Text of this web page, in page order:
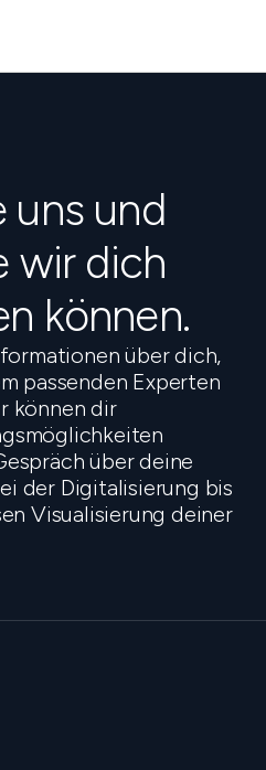
uns und
wir dich
können.
über dich,
passenden Experten
können dir
über deine
der Digitalisierung bis
Visualisierung deiner